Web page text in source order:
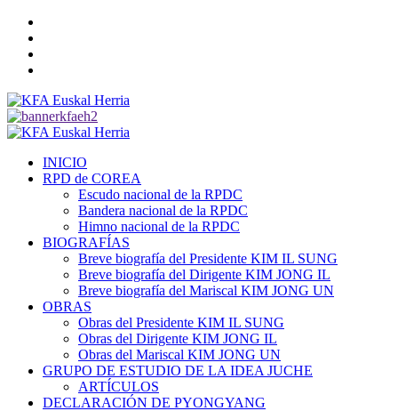
Saltar
contenido
Menú
INICIO
RPD de COREA
Escudo nacional de la RPDC
Bandera nacional de la RPDC
Himno nacional de la RPDC
BIOGRAFÍAS
Breve biografía del Presidente KIM IL SUNG
Breve biografía del Dirigente KIM JONG IL
Breve biografía del Mariscal KIM JONG UN
OBRAS
Obras del Presidente KIM IL SUNG
Obras del Dirigente KIM JONG IL
Obras del Mariscal KIM JONG UN
GRUPO DE ESTUDIO DE LA IDEA JUCHE
ARTÍCULOS
DECLARACIÓN DE PYONGYANG